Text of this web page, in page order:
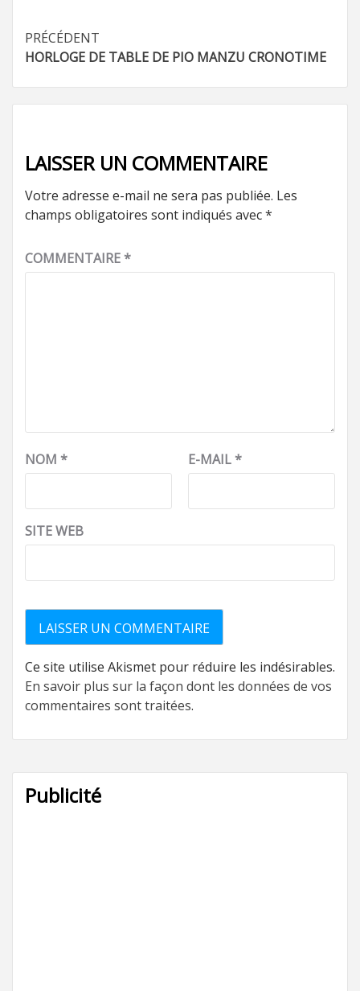
Navigation
d’article
PRÉCÉDENT
HORLOGE DE TABLE DE PIO MANZU CRONOTIME
LAISSER UN COMMENTAIRE
Votre adresse e-mail ne sera pas publiée. Les
champs obligatoires sont indiqués avec*
COMMENTAIRE*
NOM * E-MAIL*
SITE WEB
Ce site utilise Akismet pour réduire les indésirables.
En savoir plus sur la façon dont les données de vos
commentaires sont traitées.
Publicité